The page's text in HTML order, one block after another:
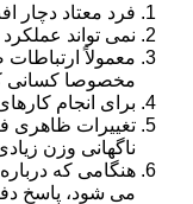
فرد معتاد دچار
نمی تواند
معمولاً
مخصوصا کسانی
برای انجام
تغییرات ظاهری
ناگهانی وزن
هنگامی که
می شود، پاسخ